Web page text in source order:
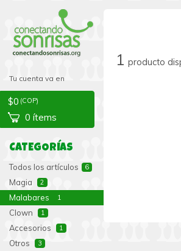
Tu cuenta va en
$0 (COP)
0 ítems
CATEGORÍAS
Todos los artículos 6
Magia 2
Malabares 1
Clown 1
Accesorios 1
Otros 3
1 producto